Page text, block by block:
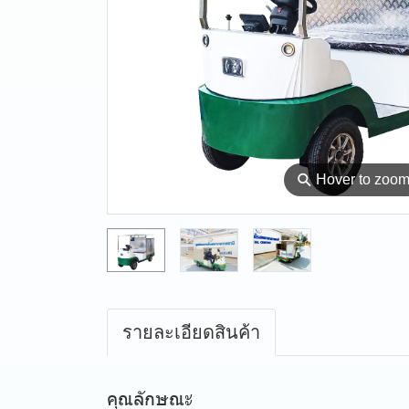
⚲Hover to zoom
รายละเอียดสินค้า
คุณลักษณะ